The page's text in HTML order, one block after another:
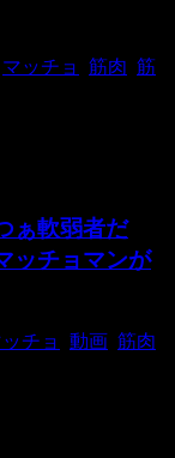
マッチョ 筋肉 筋
ぁ軟弱者だ
ッチョマンが
チョ 動画 筋肉